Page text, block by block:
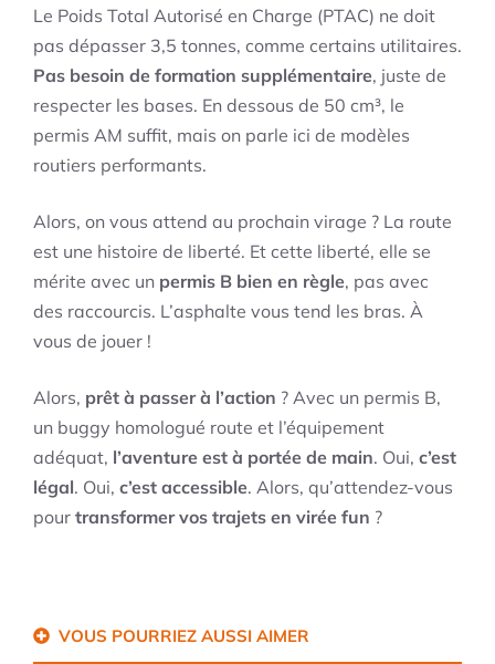
Le Poids Total Autorisé en Charge (PTAC) ne doit
pas dépasser 3,5 tonnes, comme certains utilitaires.
Pas besoin de formation supplémentaire, juste de
respecter les bases. En dessous de 50 cm³, le
permis AM suffit, mais on parle ici de modèles
routiers performants.
Alors, on vous attend au prochain virage ? La route
est une histoire de liberté. Et cette liberté, elle se
mérite avec un permis B bien en règle, pas avec
des raccourcis. L’asphalte vous tend les bras. À
vous de jouer !
Alors, prêt à passer à l’action ? Avec un permis B,
un buggy homologué route et l’équipement
adéquat, l’aventure est à portée de main. Oui, c’est
légal. Oui, c’est accessible. Alors, qu’attendez-vous
pour transformer vos trajets en virée fun ?
VOUS POURRIEZ AUSSI AIMER